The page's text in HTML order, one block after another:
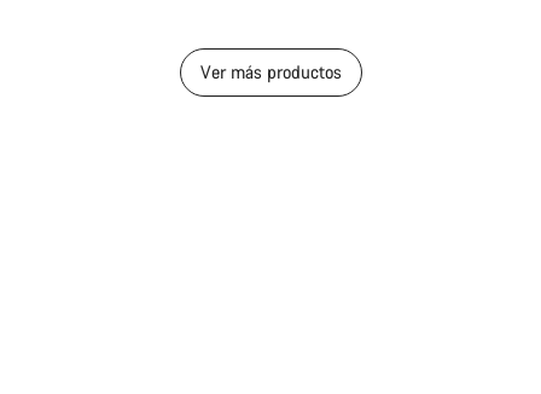
Ver más productos